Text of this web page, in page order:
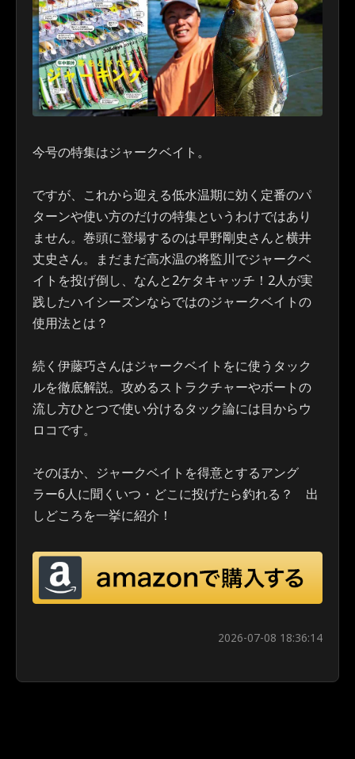
今号の特集はジャークベイト。
ですが、これから迎える低水温期に効く定番のパ
ターンや使い方のだけの特集というわけではあり
ません。巻頭に登場するのは早野剛史さんと横井
丈史さん。まだまだ高水温の将監川でジャークベ
イトを投げ倒し、なんと2ケタキャッチ！2人が実
践したハイシーズンならではのジャークベイトの
使用法とは？
続く伊藤巧さんはジャークベイトをに使うタック
ルを徹底解説。攻めるストラクチャーやボートの
流し方ひとつで使い分けるタック論には目からウ
ロコです。
そのほか、ジャークベイトを得意とするアング
ラー6人に聞くいつ・どこに投げたら釣れる？ 出
しどころを一挙に紹介！
2026-07-08 18:36:14